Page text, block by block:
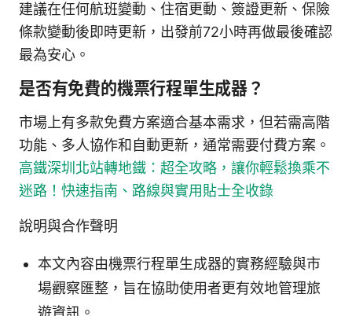
建議在任何航班變動、住宿更動、簽證更新、保險
條款變動後即時更新，出發前72小時再做最後確認
最為安心。
是否有免費的機票行程單生成器？
市場上有多款免費方案適合基本需求，但若需高階
功能、多人協作和自動更新，通常需要付費方案。
高鐵深圳北站轉地鐵：超全攻略，讓你輕鬆換乘不
迷路！快速指南、路線與實用貼士全收錄
說明與合作聲明
本文內容由機票行程單生成器的實務經驗與市
場觀察匯整，旨在協助使用者更有效地管理旅